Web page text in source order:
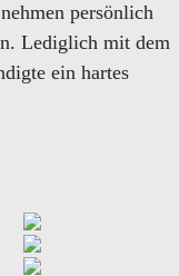
persönlich
Lediglich mit dem
ein hartes